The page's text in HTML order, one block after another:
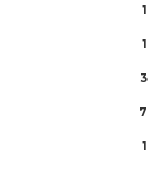
1
1
3
7
1